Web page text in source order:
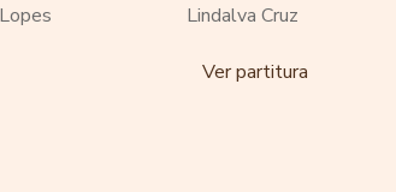
Lindalva Cruz
Ver partitura